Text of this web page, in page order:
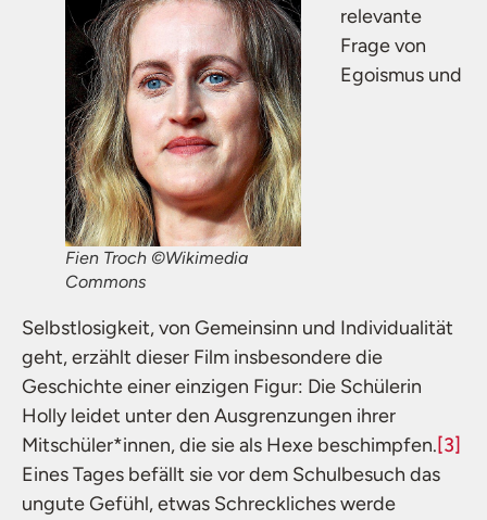
Fien Troch ©Wikimedia
Commons
relevante
Frage von
Egoismus und
Selbstlosigkeit, von Gemeinsinn und Individualität
geht, erzählt dieser Film insbesondere die
Geschichte einer einzigen Figur: Die Schülerin
Holly leidet unter den Ausgrenzungen ihrer
Mitschüler*innen, die sie als Hexe beschimpfen.[3]
Eines Tages befällt sie vor dem Schulbesuch das
ungute Gefühl, etwas Schreckliches werde